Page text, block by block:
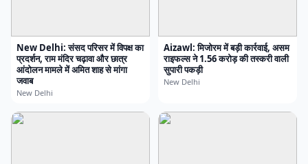
New Delhi: संसद परिसर में विपक्ष का
प्रदर्शन, राम मंदिर चढ़ावा और छात्र
आंदोलन मामले में अमित शाह से मांगा
जवाब
New Delhi
Aizawl: मिजोरम में बड़ी कार्रवाई, असम
राइफल्स ने 1.56 करोड़ की तस्करी वाली
सुपारी पकड़ी
New Delhi